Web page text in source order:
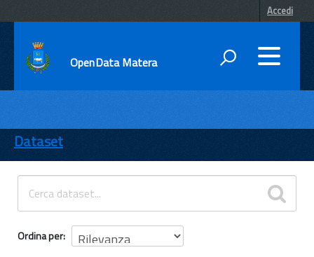
Accedi
OpenData Matera
ENTI
TEMI
INFORMAZIONI
Dataset
Ordina per